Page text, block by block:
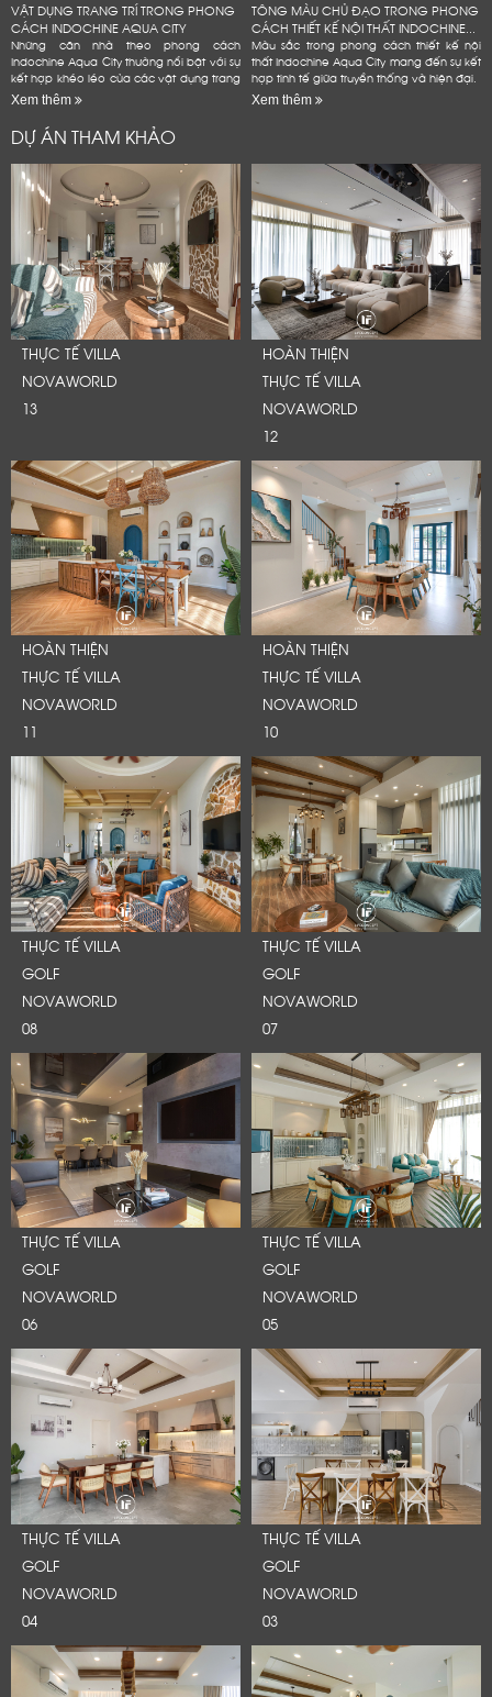
VẬT DỤNG TRANG TRÍ TRONG PHONG
CÁCH INDOCHINE AQUA CITY
Những căn nhà theo phong cách
Indochine Aqua City thường nổi bật với sự
kết hợp khéo léo của các vật dụng trang
trí mang đậm dấu ấn văn hóa Đông
Xem thêm
TÔNG MÀU CHỦ ĐẠO TRONG PHONG
CÁCH THIẾT KẾ NỘI THẤT INDOCHINE...
Màu sắc trong phong cách thiết kế nội
thất Indochine Aqua City mang đến sự kết
hợp tinh tế giữa truyền thống và hiện đại.
Xem thêm
DỰ ÁN THAM KHẢO
THỰC TẾ VILLA
NOVAWORLD
13
HOÀN THIỆN
THỰC TẾ VILLA
NOVAWORLD
12
HOÀN THIỆN
THỰC TẾ VILLA
NOVAWORLD
11
HOÀN THIỆN
THỰC TẾ VILLA
NOVAWORLD
10
THỰC TẾ VILLA
GOLF
NOVAWORLD
08
THỰC TẾ VILLA
GOLF
NOVAWORLD
07
THỰC TẾ VILLA
GOLF
NOVAWORLD
06
THỰC TẾ VILLA
GOLF
NOVAWORLD
05
THỰC TẾ VILLA
GOLF
NOVAWORLD
04
THỰC TẾ VILLA
GOLF
NOVAWORLD
03